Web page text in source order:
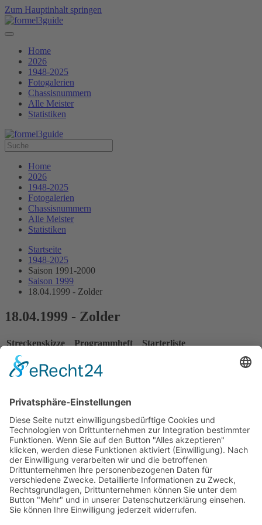
Zum Hauptinhalt springen
Home
2026
1948-2025
Fotogalerien
Chassisnummern
Alle Meister
Statistiken
Home
2026
1948-2025
Fotogalerien
Chassisnummern
Alle Meister
Statistiken
Startseite
1948-2025
Saison 1991-2000
Saison 1999
18.04.1999 - Zolder
18.04.1999 - Zolder
Streckenskizze Programmheft Starterliste
Alle Ergebnisse:
Nennungsliste
Ergebnis Zeittraining 1
Original Zeitnahme
Ergebnis Zeittraining 2
Gesamtergebnis Zeittraining 1+2
Original Zeitnahme
Startaufstellung
Ergebnis Rennen
Original Zeitnahme
Bericht Rennen